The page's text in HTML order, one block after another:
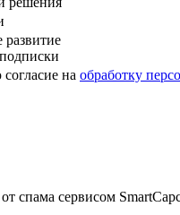
развитие
на обработку
спама сервисом